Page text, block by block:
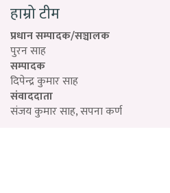
हाम्रो टीम
प्रधान सम्पादक/सञ्चालक
पुरन साह
सम्पादक
दिपेन्द्र कुमार साह
संवाददाता
संजय कुमार साह, सपना कर्ण